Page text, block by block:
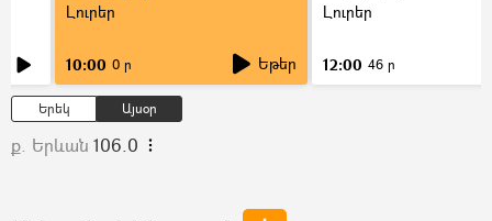
Լուրեր
10:00 0 ր Եթեր
Լուրեր
12:00 46 ր
Երեկ Այսօր
ք. Երևան 106.0